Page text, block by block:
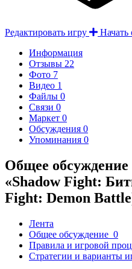
Редактировать игру
Начать
Информация
Отзывы 22
Фото 7
Видео 1
Файлы 0
Связи 0
Маркет 0
Обсуждения 0
Упоминания 0
Общее
«Shadow Fight:
Fight: Demon
Лента
Общее обсуждение 0
Правила и игровой
Стратегии и варианты